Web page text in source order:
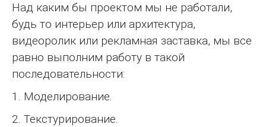
Над каким бы проектом мы не работали,
будь то интерьер или архитектура,
видеоролик или рекламная заставка, мы все
равно выполним работу в такой
последовательности:
1. Моделирование.
2. Текстурирование.